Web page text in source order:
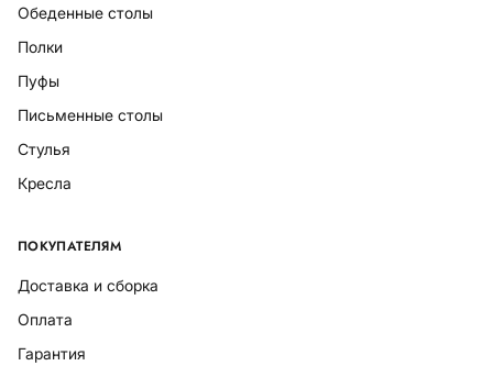
Обеденные столы
Полки
Пуфы
Письменные столы
Стулья
Кресла
ПОКУПАТЕЛЯМ
Доставка и сборка
Оплата
Гарантия